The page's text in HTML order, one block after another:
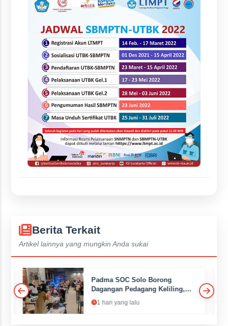
Berita Terkait
Artikel lainnya yang mungkin Anda sukai
Padma SOC Solo Borong
Dagangan Pedagang Keliling,
Dibagikan Gratis ke Pelanggan
1 hari yang lalu